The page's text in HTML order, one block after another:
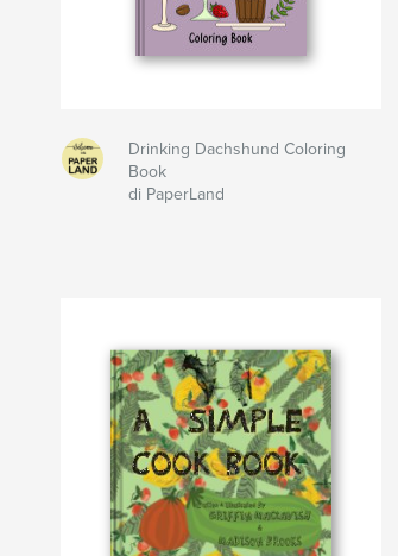
Drinking Dachshund Coloring
Book
di PaperLand